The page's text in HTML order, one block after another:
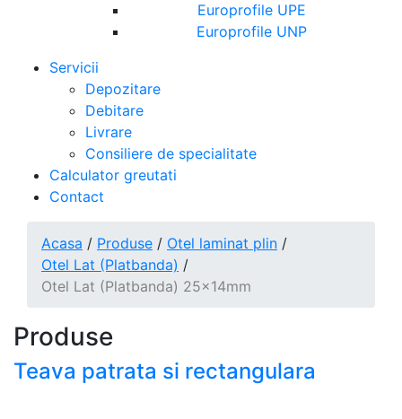
Europrofile UPE
Europrofile UNP
Servicii
Depozitare
Debitare
Livrare
Consiliere de specialitate
Calculator greutati
Contact
Acasa / Produse / Otel laminat plin /
Otel Lat (Platbanda) /
Otel Lat (Platbanda) 25x14mm
Produse
Teava patrata si rectangulara